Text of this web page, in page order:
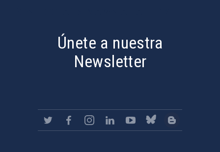
Únete a nuestra
Newsletter